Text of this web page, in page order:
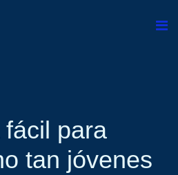
para
tan jóvenes